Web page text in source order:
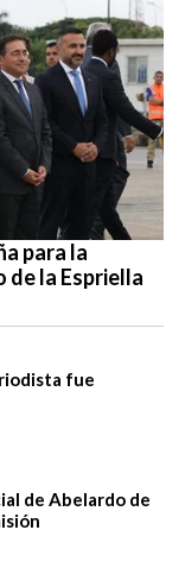
para la
de la Espriella
fue
de Abelardo de